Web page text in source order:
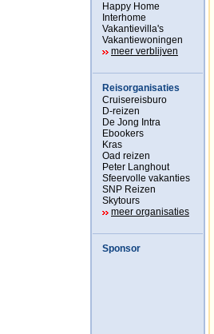
Happy Home
Interhome
Vakantievilla's
Vakantiewoningen
meer verblijven
Reisorganisaties
Cruisereisburo
D-reizen
De Jong Intra
Ebookers
Kras
Oad reizen
Peter Langhout
Sfeervolle vakanties
SNP Reizen
Skytours
meer organisaties
Sponsor